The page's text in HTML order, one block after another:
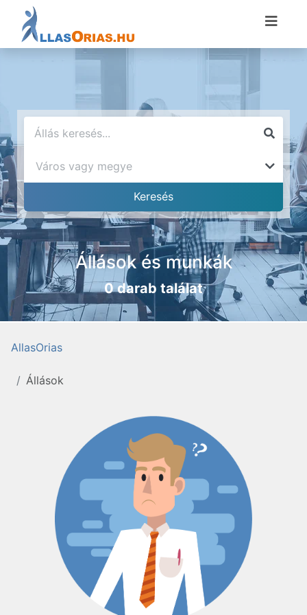
Állások és munkák
0 darab találat
AllasOrias
Állások